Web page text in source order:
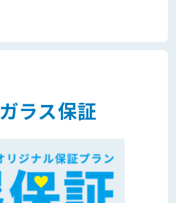
ラス保証